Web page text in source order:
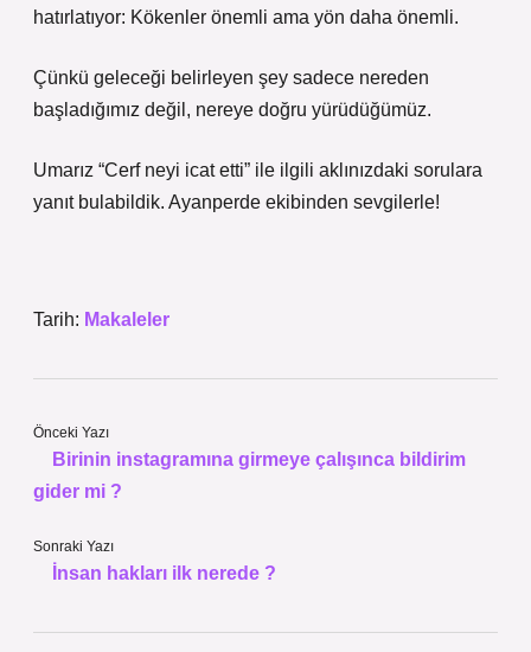
hatırlatıyor: Kökenler önemli ama yön daha önemli.
Çünkü geleceği belirleyen şey sadece nereden
başladığımız değil, nereye doğru yürüdüğümüz.
Umarız “Cerf neyi icat etti” ile ilgili aklınızdaki sorulara
yanıt bulabildik. Ayanperde ekibinden sevgilerle!
Tarih: Makaleler
Önceki Yazı
Birinin instagramına girmeye çalışınca bildirim
gider mi ?
Sonraki Yazı
İnsan hakları ilk nerede ?